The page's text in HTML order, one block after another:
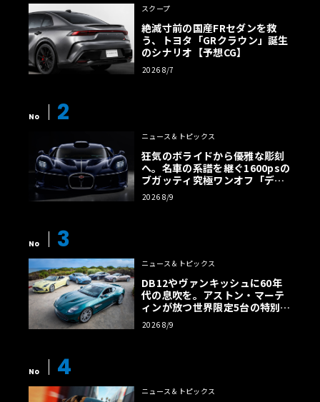
スクープ
絶滅寸前の国産FRセダンを救
う、トヨタ「GRクラウン」誕生
のシナリオ【予想CG】
2026 8/7
No 2
ニュース＆トピックス
狂気のボライドから優雅な彫刻
へ。名車の系譜を継ぐ1600psの
ブガッティ究極ワンオフ「デス
トリエ」
2026 8/9
No 3
ニュース＆トピックス
DB12やヴァンキッシュに60年
代の息吹を。アストン・マーテ
ィンが放つ世界限定5台の特別コ
レクション
2026 8/9
No 4
ニュース＆トピックス